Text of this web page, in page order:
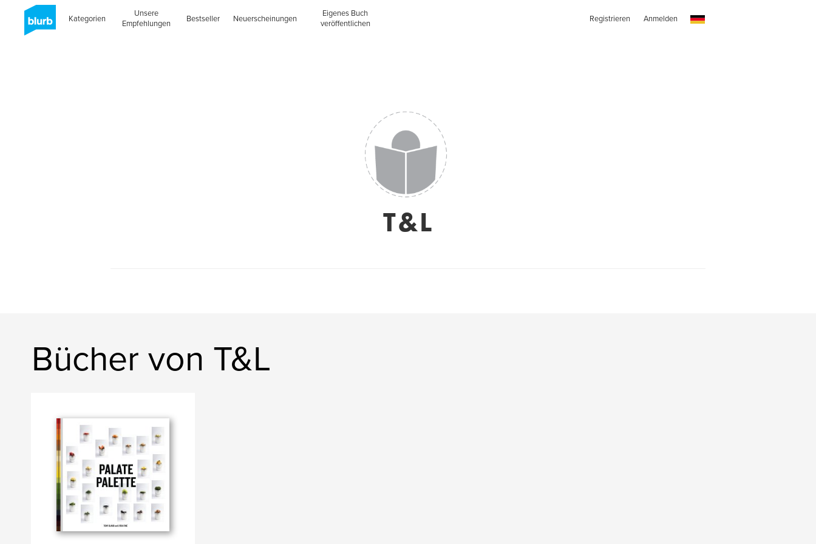
Kategorien
Unsere
Empfehlungen
Bestseller Neuerscheinungen
Eigenes Buch
veröffentlichen
Registrieren Anmelden
T&L
Bücher von T&L